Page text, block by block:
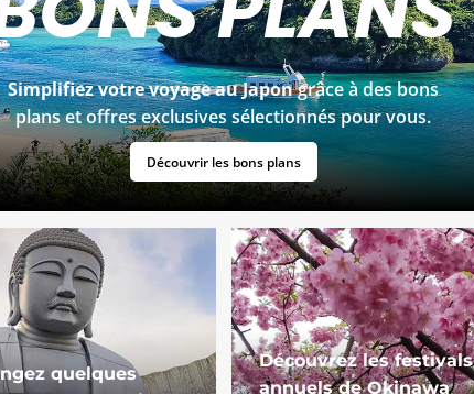
Simplifiez votre voyage au Japongrâce à des bons
plans et offres exclusives sélectionnés pour vous.
Découvrir les bons plans
quelques
Découvrez les festivals
annuels de Okinawa